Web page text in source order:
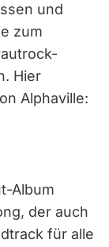
und
zum
Hier
Alphaville:
Album
der auch
für alle